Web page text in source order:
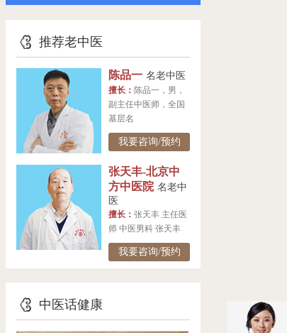
推荐老中医
陈品一 名老中医
擅长： 陈品一，男，
副主任中医师，全国
基层名
我要咨询/预约
张天丰-北京中
方中医院 名老中
医
擅长： 张天丰 主任医
师 中医男科 张天丰
我要咨询/预约
中医话健康